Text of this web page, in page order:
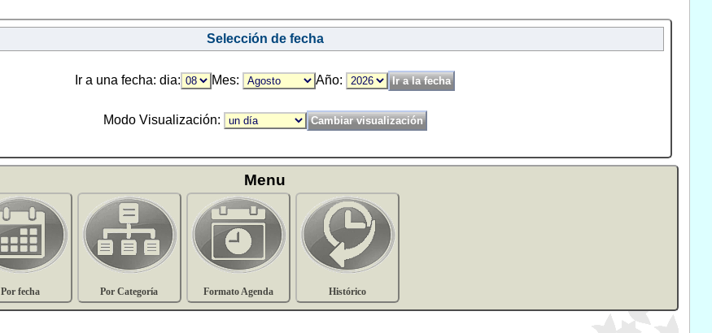
Selección de fecha
Ir a una fecha: dia: Mes: Año:
Modo Visualización:
Menu
Por fecha Por Categoría Formato Agenda Histórico